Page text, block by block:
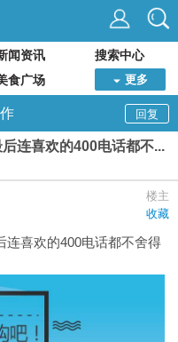
闻资讯
搜索中心
食广场 更多
回复
连喜欢的400电话都不...
楼主
收藏
连喜欢的400电话都不舍得